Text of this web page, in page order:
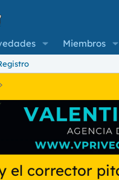
Miembros
el corrector